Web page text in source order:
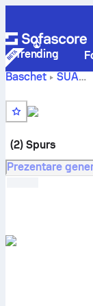
Trending
Baschet
SUA
Minnesota
live,
(2) Spurs
Prezentare